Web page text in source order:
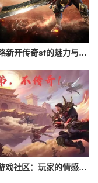
带你领略新开传奇sf的魅力与特色
传奇sf游戏社区：玩家的情感与归属